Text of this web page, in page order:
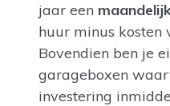
jaar een
huur minus kosten
Bovendien ben je
garageboxen
investering